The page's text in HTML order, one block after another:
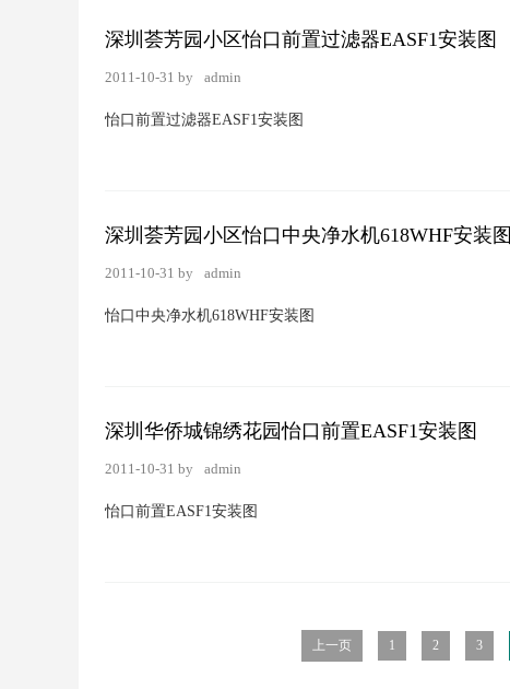
深圳荟芳园小区怡口前置过滤器EASF1安装图
2011-10-31 by admin
怡口前置过滤器EASF1安装图
深圳荟芳园小区怡口中央净水机618WHF安装图
2011-10-31 by admin
怡口中央净水机618WHF安装图
深圳华侨城锦绣花园怡口前置EASF1安装图
2011-10-31 by admin
怡口前置EASF1安装图
上一页 1 2 3